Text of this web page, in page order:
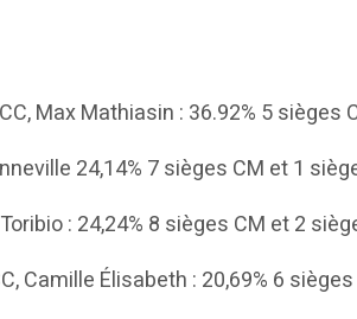
Max Mathiasin : 36.92% 5 sièges
24,14% 7 sièges CM et 1
: 24,24% 8 sièges CM et 2
Camille Élisabeth : 20,69% 6